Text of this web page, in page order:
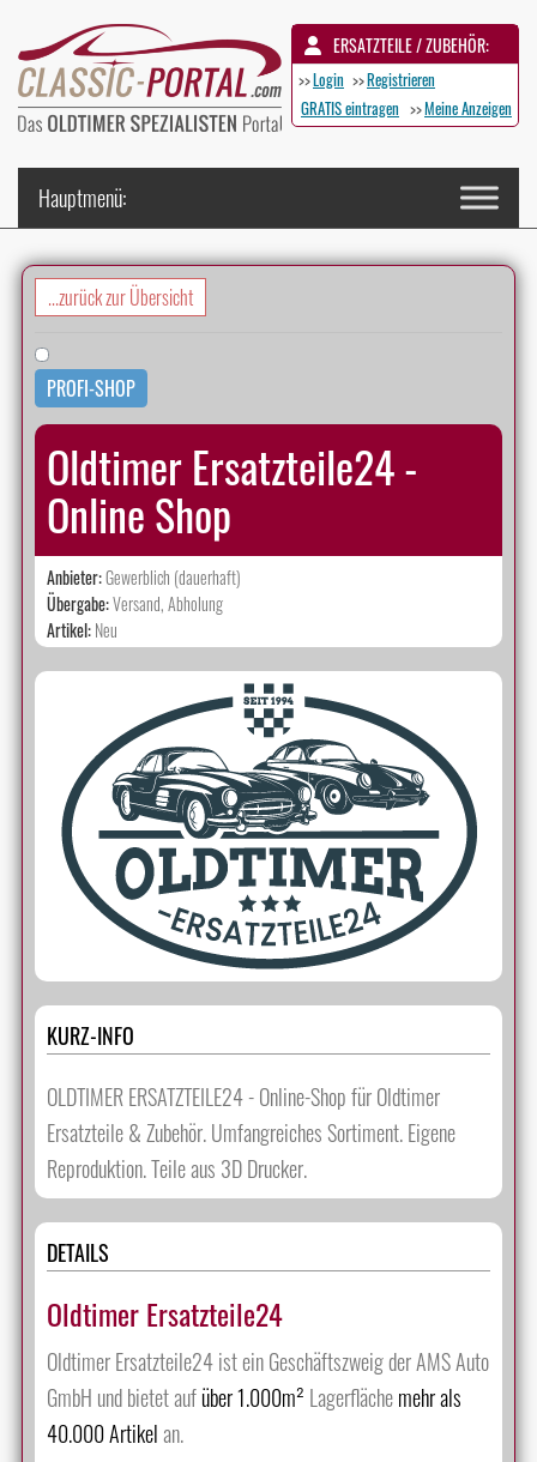
ERSATZTEILE / ZUBEHÖR:
>>Login >>Registrieren
GRATIS eintragen >>Meine Anzeigen
...zurück zur Übersicht
PROFI-SHOP
Oldtimer Ersatzteile24 -
Online Shop
Anbieter:Gewerblich (dauerhaft)
Übergabe:Versand, Abholung
Artikel:Neu
KURZ-INFO
OLDTIMER ERSATZTEILE24 - Online-Shop für Oldtimer
Ersatzteile & Zubehör. Umfangreiches Sortiment. Eigene
Reproduktion. Teile aus 3D Drucker.
DETAILS
Oldtimer Ersatzteile24
Oldtimer Ersatzteile24 ist ein Geschäftszweig der AMS Auto
GmbH und bietet aufüber 1.000m² Lagerflächemehr als
40.000 Artikelan.